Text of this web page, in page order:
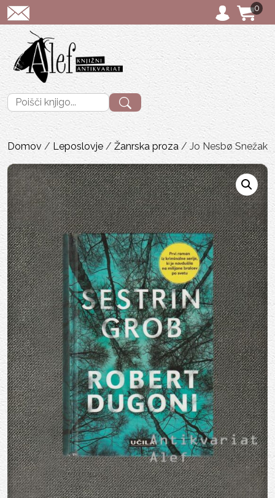
POŠTNINA: 0
Išči:
Domov / Leposlovje / Žanrska proza / Jo Nesbø Snežak